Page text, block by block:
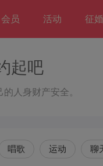
会员 活动 征婚
起吧
人身财产安全。
唱歌 运动 聊